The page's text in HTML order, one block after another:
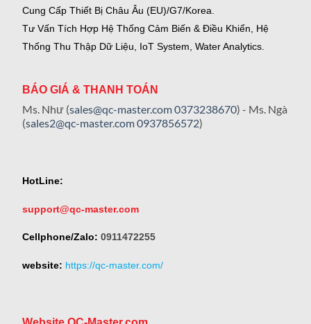
Cung Cấp Thiết Bị Châu Âu (EU)/G7/Korea.
Tư Vấn Tích Hợp Hệ Thống Cảm Biến & Điều Khiển, Hệ
Thống Thu Thập Dữ Liệu, IoT System, Water Analytics.
BÁO GIÁ & THANH TOÁN
Ms. Như (sales@qc-master.com0373238670) - Ms. Ngà
(sales2@qc-master.com0937856572)
HotLine:
support@qc-master.com
Cellphone/Zalo: 0911472255
website: https://qc-master.com/